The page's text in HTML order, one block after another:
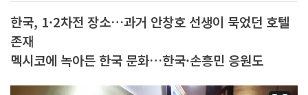
한국, 1·2차전 장소…과거 안창호 선생이 묵었던 호텔
존재
멕시코에 녹아든 한국 문화…한국·손흥민 응원도